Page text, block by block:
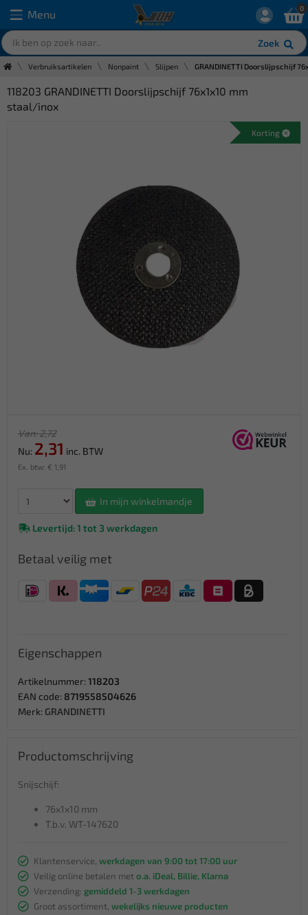
Menu
Zoek
0
Verbruiksartikelen Nonpaint Slijpen GRANDINETTI Doorslijpschijf
118203 GRANDINETTI Doorslijpschijf 76x1x10 mm
staal/inox
Korting
Van: 2,72
Nu: 2,31 inc. BTW
Ex. btw: € 1,91
In mijn winkelmandje
Levertijd: 1 tot 3 werkdagen
Betaal veilig met
Eigenschappen
Artikelnummer: 118203
EAN code: 8719558504626
Merk: GRANDINETTI
Productomschrijving
Snijschijf:
76x1x10 mm
T.b.v. WT-147620
Klantenservice, werkdagen van 9:00 tot 17:00 uur
Veilig online betalen met o.a. iDeal, Billie, Klarna
Verzending: gemiddeld 1-3 werkdagen
Groot assortiment, wekelijks nieuwe producten